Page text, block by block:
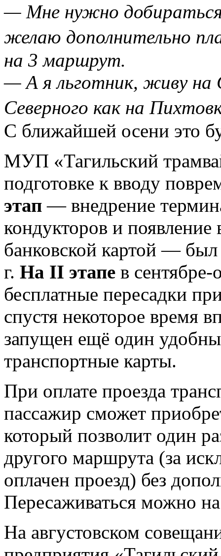
— Мне нужно
желаю дополнительно
на 3 маршрут.
— А я льготник, живу на
Северного как на
С ближайшей осени это
МУП «Тагильский
подготовке к вводу
этап — внедрение
кондукторов и появление
банковской картой —
г. На II этапе в сентябре-
бесплатные пересадки
спустя некоторое время
запущен ещё один
транспортные карты.
При оплате проезда
пассажир сможет
который позволит один
другого маршрута (за
оплачен проезд) без
Пересаживаться можно
На августовском